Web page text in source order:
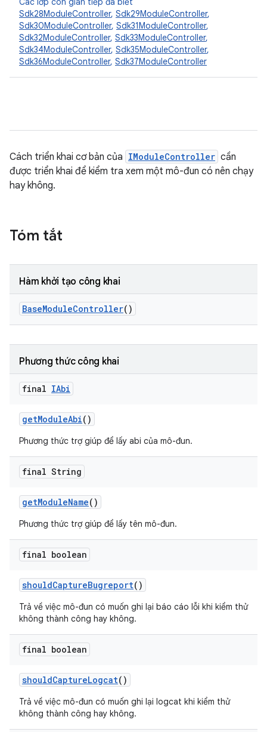
Sdk28ModuleController, Sdk29ModuleController,
Sdk30ModuleController, Sdk31ModuleController,
Sdk32ModuleController, Sdk33ModuleController,
Sdk34ModuleController, Sdk35ModuleController,
Sdk36ModuleController, Sdk37ModuleController
Cách triển khai cơ bản của IModuleController cần
được triển khai để kiểm tra xem một mô-đun có nên chạy
hay không.
Tóm tắt
Hàm khởi tạo công khai
BaseModuleController()
Phương thức công khai
final IAbi
getModuleAbi()
Phương thức trợ giúp để lấy abi của mô-đun.
final String
getModuleName()
Phương thức trợ giúp để lấy tên mô-đun.
final boolean
shouldCaptureBugreport()
Trả về việc mô-đun có muốn ghi lại báo cáo lỗi khi kiểm thử
không thành công hay không.
final boolean
shouldCaptureLogcat()
Trả về việc mô-đun có muốn ghi lại logcat khi kiểm thử
không thành công hay không.